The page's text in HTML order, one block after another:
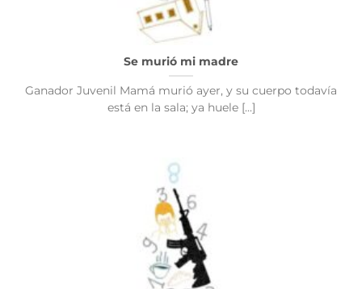
Se murió mi madre
Ganador Juvenil Mamá murió ayer, y su cuerpo todavía
está en la sala; ya huele [...]